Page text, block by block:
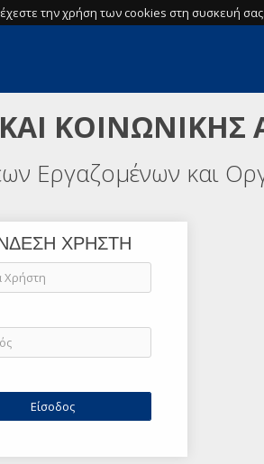
την χρήση των cookies στη συσκευή σας.
ΚΟΙΝΩΝΙΚΗΣ
Εργαζομένων και
ΧΡΗΣΤΗ